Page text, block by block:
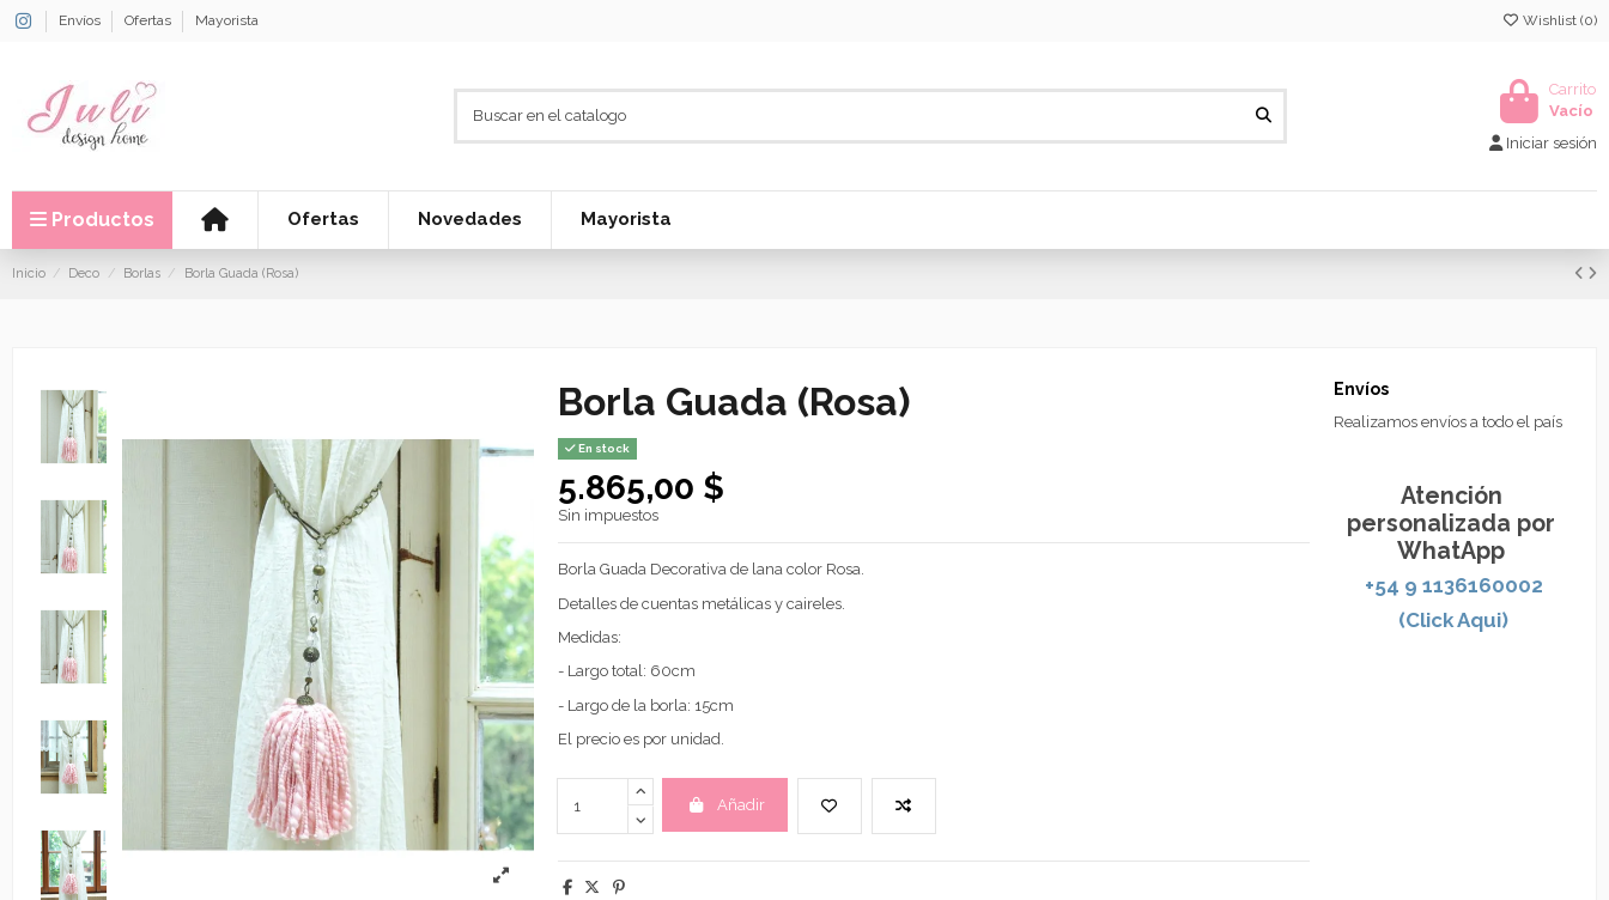
Envíos Ofertas Mayorista Wishlist (0)
Carrito
Vacío
Iniciar sesión
Productos Ofertas Novedades Mayorista
Inicio Deco Borlas Borla Guada (Rosa)
Borla Guada (Rosa)
En stock
5.865,00 $
Sin impuestos
Borla Guada Decorativa de lana color Rosa.
Detalles de cuentas metálicas y caireles.
Medidas:
- Largo total: 60cm
- Largo de la borla: 15cm
El precio es por unidad.
Añadir
Envíos
Realizamos envíos a todo el país
Atención
personalizada por
WhatApp
+54 9 1136160002
(Click Aqui)